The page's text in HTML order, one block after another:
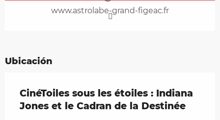
www.astrolabe-grand-figeac.fr
Ubicación
CinéToiles sous les étoiles : Indiana
Jones et le Cadran de la Destinée